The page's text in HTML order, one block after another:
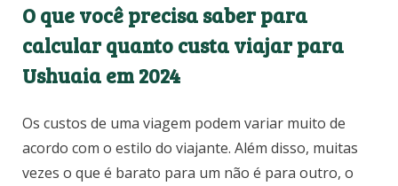
O que você precisa saber para
calcular quanto custa viajar para
Ushuaia em 2024
Os custos de uma viagem podem variar muito de
acordo com o estilo do viajante. Além disso, muitas
vezes o que é barato para um não é para outro, o